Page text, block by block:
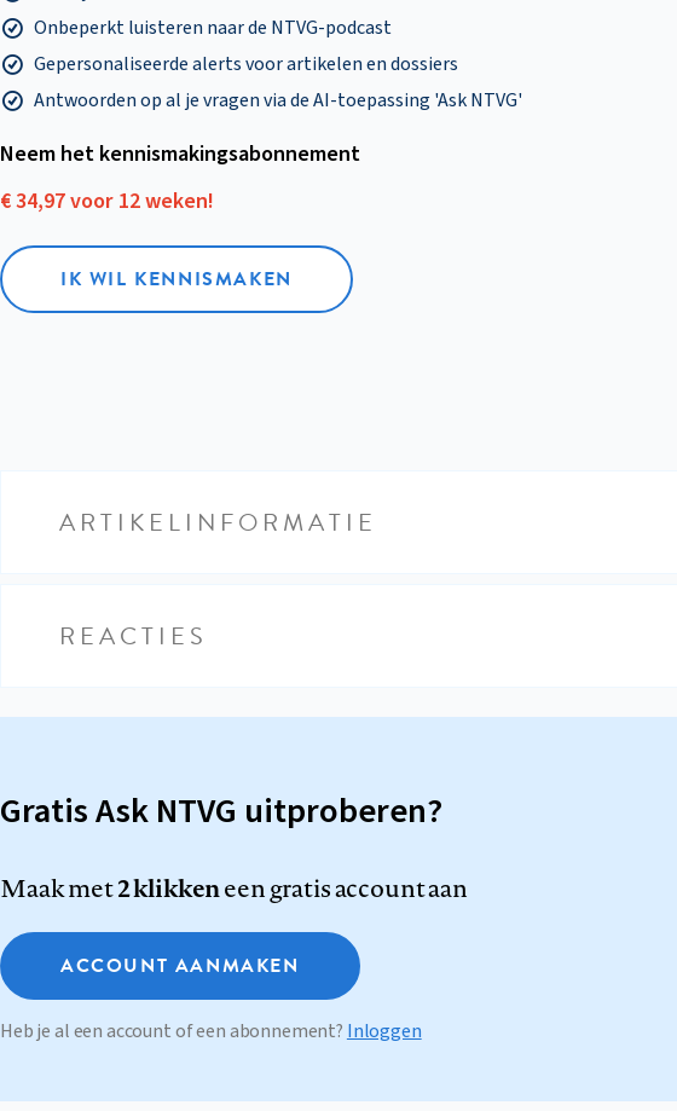
Onbeperkt luisteren naar de NTVG-podcast
Gepersonaliseerde alerts voor artikelen en dossiers
Antwoorden op al je vragen via de AI-toepassing 'Ask NTVG'
Neem het kennismakings­abonnement
€ 34,97 voor 12 weken!
IK WIL KENNISMAKEN
ARTIKELINFORMATIE
REACTIES
Gratis Ask NTVG uitproberen?
Maak met2 klikkeneen gratis account aan
ACCOUNT AANMAKEN
Heb je al een account of een abonnement? Inloggen